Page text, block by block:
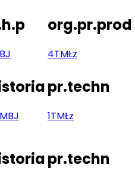
BJ
org.pr.prod
4TMŁz
BJ
pr.techn
1TMŁz
pr.techn